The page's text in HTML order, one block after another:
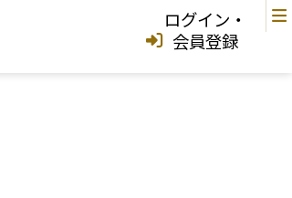
ログイン・
会員登録